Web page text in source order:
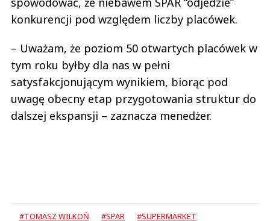
konkurencji pod względem liczby placówek.
– Uważam, że poziom 50 otwartych placówek w
tym roku byłby dla nas w pełni
satysfakcjonującym wynikiem, biorąc pod
uwagę obecny etap przygotowania struktur do
dalszej ekspansji – zaznacza menedżer.
#TOMASZ WILKOŃ #SPAR
#SUPERMARKET